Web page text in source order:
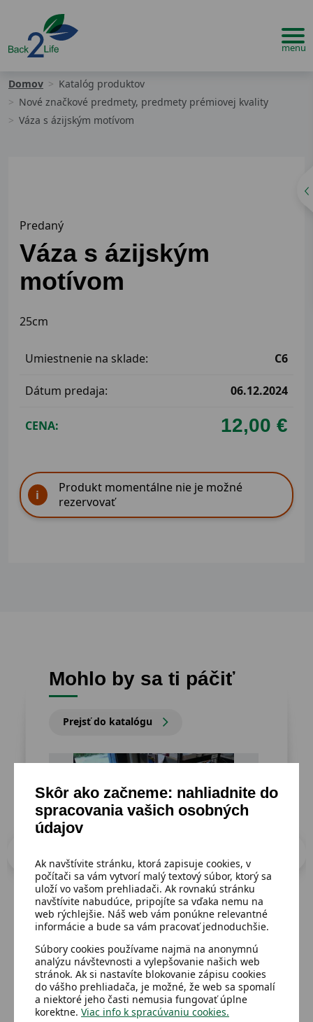
Domov
Katalóg produktov
Nové značkové predmety, predmety prémiovej kvality
Váza s ázijským motívom
Predaný
Váza s ázijským
motívom
25cm
Umiestnenie na sklade: C6
Dátum predaja: 06.12.2024
CENA: 12,00 €
Produkt momentálne nie je možné
rezervovať
Mohlo by sa ti páčiť
Prejsť do katalógu
Dostupný
Luster,strieborný,3 žiarovky 95cm
Detail 3,23 €
Skôr ako začneme: nahliadnite do
spracovania vašich osobných
údajov
Ak navštívite stránku, ktorá zapisuje cookies, v
počítači sa vám vytvorí malý textový súbor, ktorý sa
uloží vo vašom prehliadači. Ak rovnakú stránku
navštívite nabudúce, pripojíte sa vďaka nemu na
web rýchlejšie. Náš web vám ponúkne relevantné
informácie a bude sa vám pracovať jednoduchšie.
Súbory cookies používame najmä na anonymnú
analýzu návštevnosti a vylepšovanie našich web
stránok. Ak si nastavíte blokovanie zápisu cookies
do vášho prehliadača, je možné, že web sa spomalí
a niektoré jeho časti nemusia fungovať úplne
korektne. Viac info k spracúvaniu cookies.